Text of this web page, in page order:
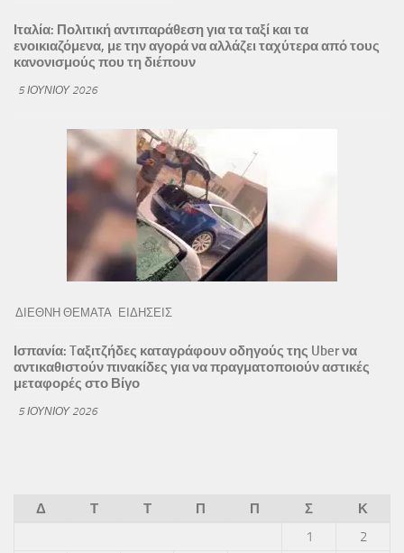
Ιταλία: Πολιτική αντιπαράθεση για τα ταξί και τα
ενοικιαζόμενα, με την αγορά να αλλάζει ταχύτερα από τους
κανονισμούς που τη διέπουν
5 ΙΟΥΝΊΟΥ 2026
ΔΙΕΘΝΗ ΘΕΜΑΤΑ ΕΙΔΗΣΕΙΣ
Ισπανία: Tαξιτζήδες καταγράφουν οδηγούς της Uber να
αντικαθιστούν πινακίδες για να πραγματοποιούν αστικές
μεταφορές στο Βίγο
5 ΙΟΥΝΊΟΥ 2026
Δ Τ Τ Π Π Σ
Κ
1
2